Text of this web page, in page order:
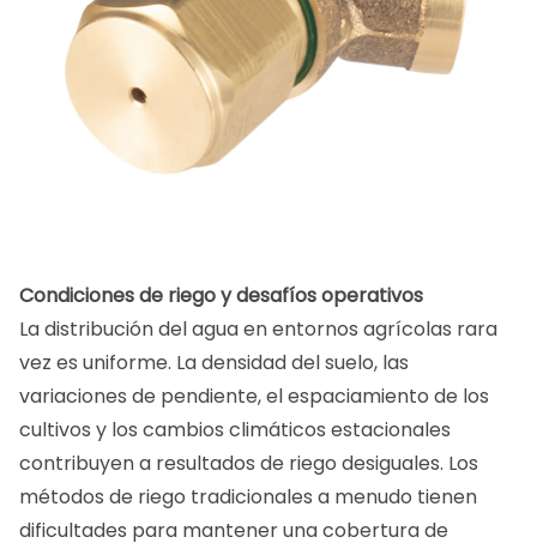
Condiciones de riego y desafíos operativos
La distribución del agua en entornos agrícolas rara
vez es uniforme. La densidad del suelo, las
variaciones de pendiente, el espaciamiento de los
cultivos y los cambios climáticos estacionales
contribuyen a resultados de riego desiguales. Los
métodos de riego tradicionales a menudo tienen
dificultades para mantener una cobertura de